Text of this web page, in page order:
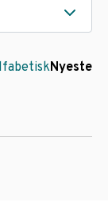
Nyeste